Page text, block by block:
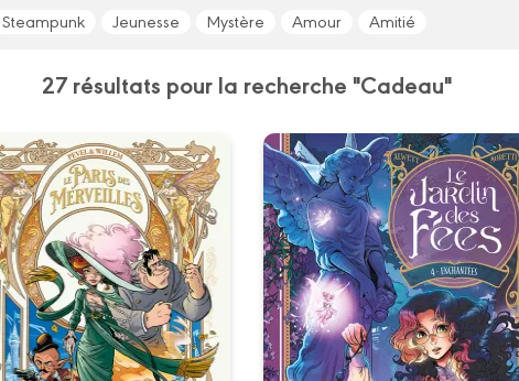
Steampunk Jeunesse Mystère Amour Amitié
27 résultats pour la recherche "Cadeau"
Le Paris des
Merveilles
Vol. 02
Date de parution :
11/2023
dans le Paris des
Merveilles !
Le Jardin des fées
Vol. 04
Date de parution :
02/09/2026
Elles exaucent votre souhait,
mais elles en meurent.